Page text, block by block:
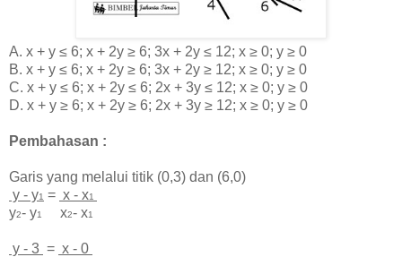
A. x + y ≤ 6; x + 2y ≥ 6; 3x + 2y ≤ 12; x ≥ 0; y ≥ 0
B. x + y ≤ 6; x + 2y ≥ 6; 3x + 2y ≥ 12; x ≥ 0; y ≥ 0
C. x + y ≤ 6; x + 2y ≤ 6; 2x + 3y ≤ 12; x ≥ 0; y ≥ 0
D. x + y ≥ 6; x + 2y ≥ 6; 2x + 3y ≥ 12; x ≥ 0; y ≥ 0
Pembahasan :
Garis yang melalui titik (0,3) dan (6,0)
y - y1 = x - x1
y2- y1 x2- x1
y - 3 = x - 0